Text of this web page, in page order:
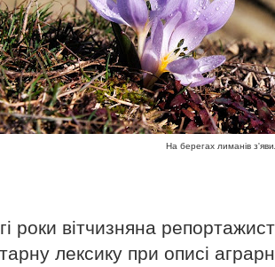
На берегах лиманів
роки вітчизняна
лексику при описі